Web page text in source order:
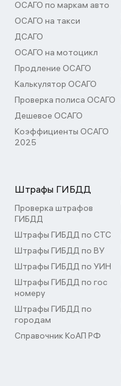
ОСАГО по маркам авто
ОСАГО на такси
ДСАГО
ОСАГО на мотоцикл
Продление ОСАГО
Калькулятор ОСАГО
Проверка полиса ОСАГО
Дешевое ОСАГО
Коэффициенты ОСАГО
2025
Штрафы ГИБДД
Проверка штрафов
ГИБДД
Штрафы ГИБДД по СТС
Штрафы ГИБДД по ВУ
Штрафы ГИБДД по УИН
Штрафы ГИБДД по гос
номеру
Штрафы ГИБДД по
городам
Справочник КоАП РФ